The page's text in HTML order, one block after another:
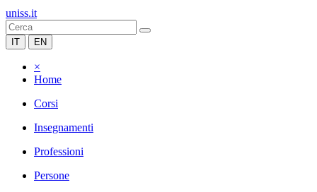
uniss.it
IT EN
×
Home
Corsi
Insegnamenti
Professioni
Persone